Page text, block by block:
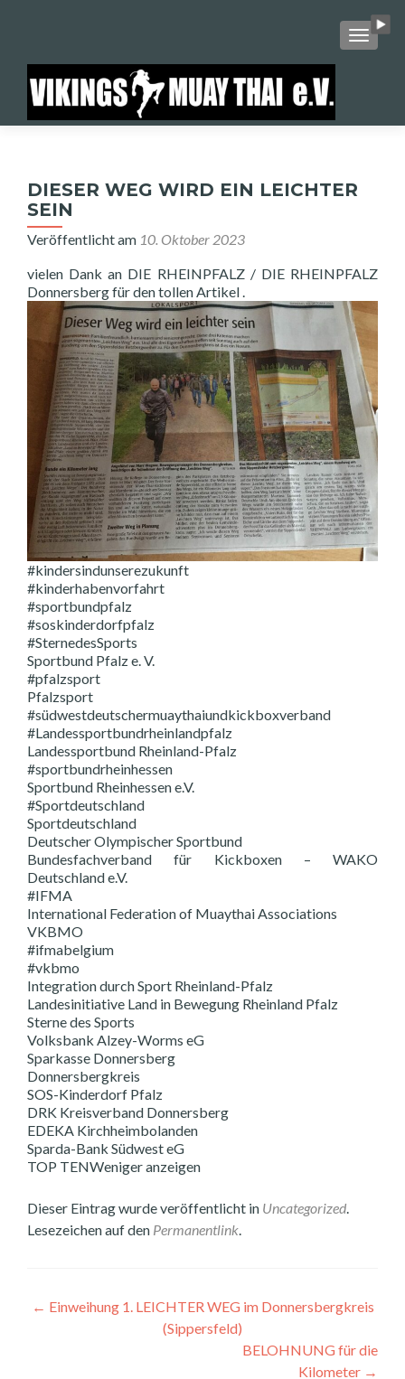
DIESER WEG WIRD EIN LEICHTER
SEIN
Veröffentlicht am 10. Oktober 2023
vielen Dank an DIE RHEINPFALZ / DIE RHEINPFALZ
Donnersberg für den tollen Artikel .
#kindersindunserezukunft
#kinderhabenvorfahrt
#sportbundpfalz
#soskinderdorfpfalz
#SternedesSports
Sportbund Pfalz e. V.
#pfalzsport
Pfalzsport
#südwestdeutschermuaythaiundkickboxverband
#Landessportbundrheinlandpfalz
Landessportbund Rheinland-Pfalz
#sportbundrheinhessen
Sportbund Rheinhessen e.V.
#Sportdeutschland
Sportdeutschland
Deutscher Olympischer Sportbund
Bundesfachverband für Kickboxen – WAKO
Deutschland e.V.
#IFMA
International Federation of Muaythai Associations
VKBMO
#ifmabelgium
#vkbmo
Integration durch Sport Rheinland-Pfalz
Landesinitiative Land in Bewegung Rheinland Pfalz
Sterne des Sports
Volksbank Alzey-Worms eG
Sparkasse Donnersberg
Donnersbergkreis
SOS-Kinderdorf Pfalz
DRK Kreisverband Donnersberg
EDEKA Kirchheimbolanden
Sparda-Bank Südwest eG
TOP TENWeniger anzeigen
Dieser Eintrag wurde veröffentlicht in Uncategorized.
Lesezeichen auf den Permanentlink.
Beitragsnavigation
← Einweihung 1. LEICHTER WEG im Donnersbergkreis
(Sippersfeld)
BELOHNUNG für die
Kilometer →